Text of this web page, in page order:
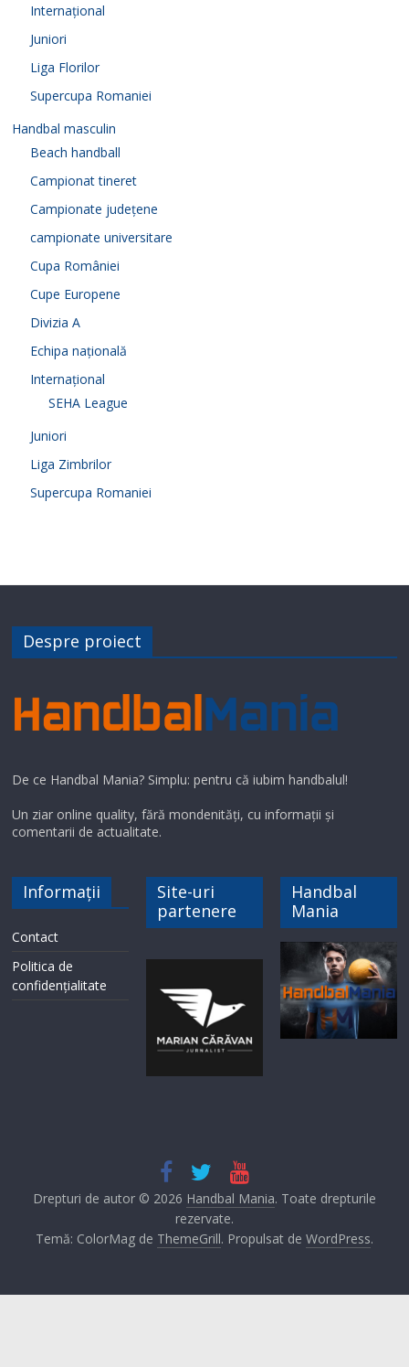
Internațional
Juniori
Liga Florilor
Supercupa Romaniei
Handbal masculin
Beach handball
Campionat tineret
Campionate județene
campionate universitare
Cupa României
Cupe Europene
Divizia A
Echipa națională
Internațional
SEHA League
Juniori
Liga Zimbrilor
Supercupa Romaniei
Despre proiect
De ce Handbal Mania? Simplu: pentru că iubim handbalul!
Un ziar online quality, fără mondenități, cu informații și
comentarii de actualitate.
Informații
Contact
Politica de
confidențialitate
Site-uri
partenere
Handbal
Mania
Drepturi de autor © 2026 Handbal Mania. Toate drepturile
rezervate.
Temă: ColorMag de ThemeGrill. Propulsat de WordPress.